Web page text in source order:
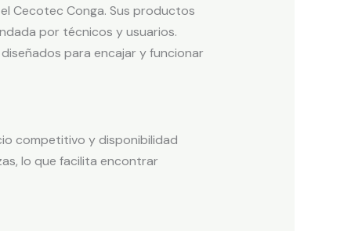
Cecotec Conga. Sus productos
por técnicos y usuarios.
para encajar y funcionar
competitivo y disponibilidad
lo que facilita encontrar